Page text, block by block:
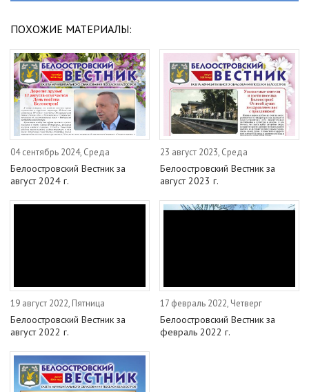
ПОХОЖИЕ МАТЕРИАЛЫ:
04 сентябрь 2024, Среда
Белоостровский Вестник за
август 2024 г.
23 август 2023, Среда
Белоостровский Вестник за
август 2023 г.
19 август 2022, Пятница
Белоостровский Вестник за
август 2022 г.
17 февраль 2022, Четверг
Белоостровский Вестник за
февраль 2022 г.